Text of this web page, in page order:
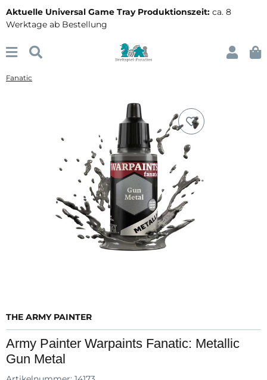
Aktuelle Universal Game Tray Produktionszeit: ca. 8
Werktage ab Bestellung
Fanatic
THE ARMY PAINTER
Army Painter Warpaints Fanatic: Metallic
Gun Metal